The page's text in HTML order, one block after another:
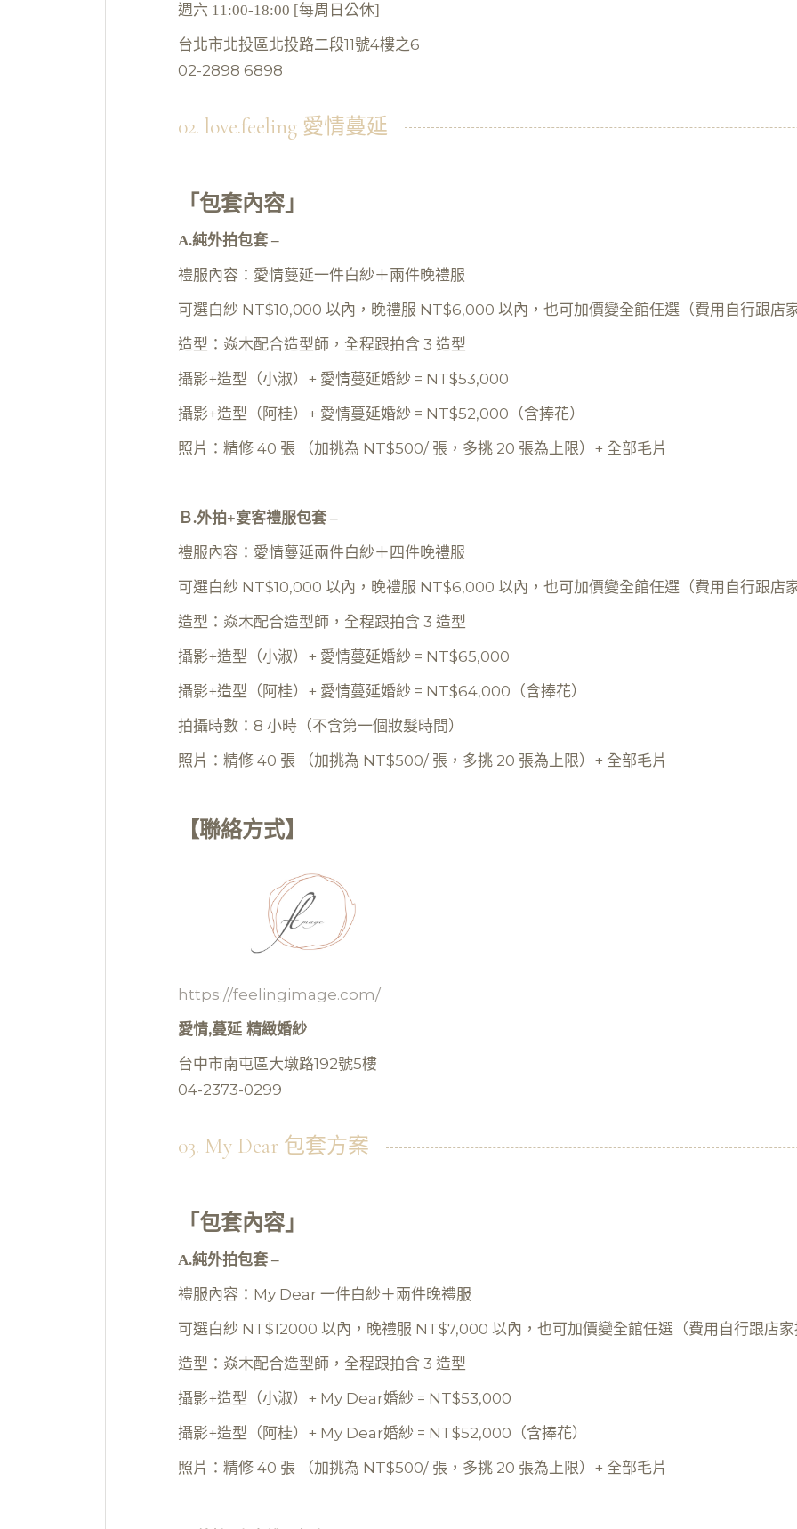
週六 11:00-18:00 [每周日公休]
台北市北投區北投路二段11號4樓之6
02-2898 6898
02. love.feeling 愛情蔓延
「包套內容」
A.純外拍包套 –
禮服內容：愛情蔓延一件白紗＋兩件晚禮服
可選白紗 NT$10,000 以內，晚禮服 NT$6,000 以內，也可加價變全館任選（費用自行跟店
造型：焱木配合造型師，全程跟拍含 3 造型
攝影+造型（小淑）+ 愛情蔓延婚紗 = NT$53,000
攝影+造型（阿桂）+ 愛情蔓延婚紗 = NT$52,000（含捧花）
照片：精修 40 張 （加挑為 NT$500/ 張，多挑 20 張為上限）+ 全部毛片
Ｂ.外拍+宴客禮服包套 –
禮服內容：愛情蔓延兩件白紗＋四件晚禮服
可選白紗 NT$10,000 以內，晚禮服 NT$6,000 以內，也可加價變全館任選（費用自行跟店
造型：焱木配合造型師，全程跟拍含 3 造型
攝影+造型（小淑）+ 愛情蔓延婚紗 = NT$65,000
攝影+造型（阿桂）+ 愛情蔓延婚紗 = NT$64,000（含捧花）
拍攝時數：8 小時（不含第一個妝髮時間）
照片：精修 40 張 （加挑為 NT$500/ 張，多挑 20 張為上限）+ 全部毛片
【聯絡方式】
https://feelingimage.com/
愛情,蔓延 精緻婚紗
台中市南屯區大墩路192號5樓
04-2373-0299
03. My Dear 包套方案
「包套內容」
A.純外拍包套 –
禮服內容：My Dear 一件白紗＋兩件晚禮服
可選白紗 NT$12000 以內，晚禮服 NT$7,000 以內，也可加價變全館任選（費用自行跟店
造型：焱木配合造型師，全程跟拍含 3 造型
攝影+造型（小淑）+ My Dear婚紗 = NT$53,000
攝影+造型（阿桂）+ My Dear婚紗 = NT$52,000（含捧花）
照片：精修 40 張 （加挑為 NT$500/ 張，多挑 20 張為上限）+ 全部毛片